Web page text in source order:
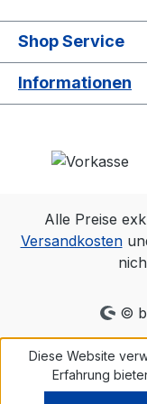
Shop Service
Informationen
Alle Preise
Versandkosten
©
Diese Website
Erfahrung